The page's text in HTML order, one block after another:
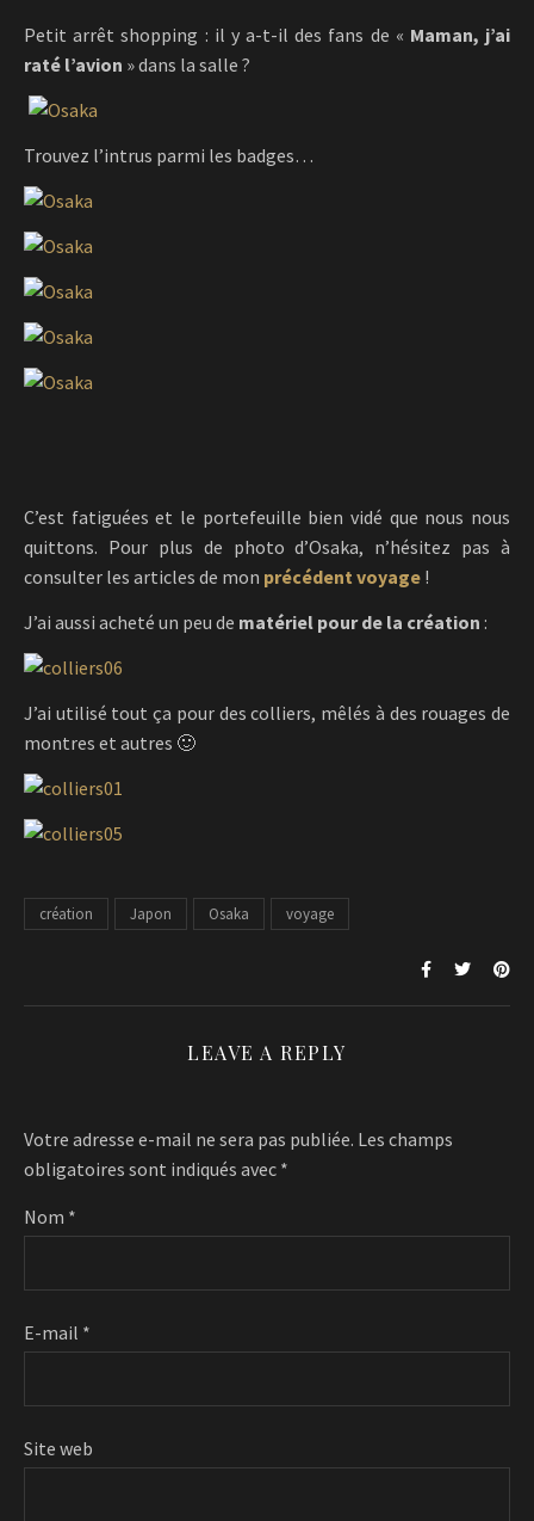
Petit arrêt shopping : il y a-t-il des fans de « Maman, j’ai
raté l’avion » dans la salle ?
Trouvez l’intrus parmi les badges…
C’est fatiguées et le portefeuille bien vidé que nous nous
quittons. Pour plus de photo d’Osaka, n’hésitez pas à
consulter les articles de mon précédent voyage !
J’ai aussi acheté un peu de matériel pour de la création :
J’ai utilisé tout ça pour des colliers, mêlés à des rouages de
montres et autres 🙂
création Japon Osaka voyage
LEAVE A REPLY
Votre adresse e-mail ne sera pas publiée. Les champs
obligatoires sont indiqués avec *
Nom *
E-mail *
Site web